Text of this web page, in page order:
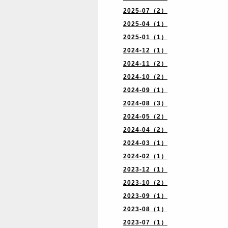
2025-07（2）
2025-04（1）
2025-01（1）
2024-12（1）
2024-11（2）
2024-10（2）
2024-09（1）
2024-08（3）
2024-05（2）
2024-04（2）
2024-03（1）
2024-02（1）
2023-12（1）
2023-10（2）
2023-09（1）
2023-08（1）
2023-07（1）